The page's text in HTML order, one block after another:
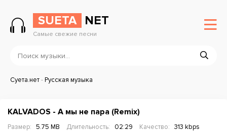
SUETA NET
Самые свежие песни
Суета.нет-Русская музыка
KALVADOS - А мы не пара (Remix)
Размер: 5.75 MB Длительность: 02:29 Качество:
313 kbps